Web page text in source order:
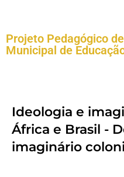
Projeto Pedagógico
Municipal de
Ideologia e
África e Brasil -
imaginário